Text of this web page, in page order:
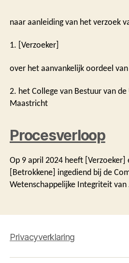
naar aanleiding van het verzoek
1. [Verzoeker]
over het aanvankelijk oordeel van
2. het College van Bestuur van
Maastricht
Procesverloop
Op 9 april 2024 heeft
[Betrokkene] ingediend bij de
Wetenschappelijke Integriteit
Privacyverklaring